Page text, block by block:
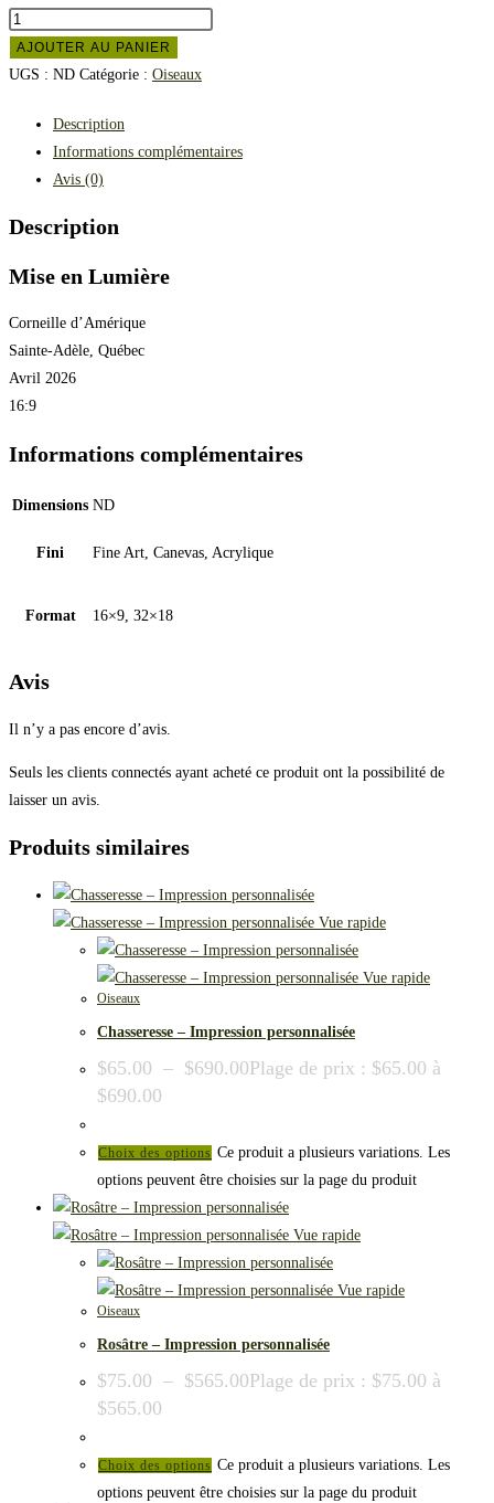
AJOUTER AU PANIER
UGS : ND Catégorie : Oiseaux
Description
Informations complémentaires
Avis (0)
Description
Mise en Lumière
Corneille d’Amérique
Sainte-Adèle, Québec
Avril 2026
16:9
Informations complémentaires
Dimensions ND
Fini Fine Art, Canevas, Acrylique
Format 16×9, 32×18
Avis
Il n’y a pas encore d’avis.
Seuls les clients connectés ayant acheté ce produit ont la possibilité de
laisser un avis.
Produits similaires
Vue rapide
Vue rapide
Oiseaux
Chasseresse – Impression personnalisée
$65.00 – $690.00Plage de prix : $65.00 à
$690.00
Choix des options Ce produit a plusieurs variations. Les
options peuvent être choisies sur la page du produit
Vue rapide
Vue rapide
Oiseaux
Rosâtre – Impression personnalisée
$75.00 – $565.00Plage de prix : $75.00 à
$565.00
Choix des options Ce produit a plusieurs variations. Les
options peuvent être choisies sur la page du produit